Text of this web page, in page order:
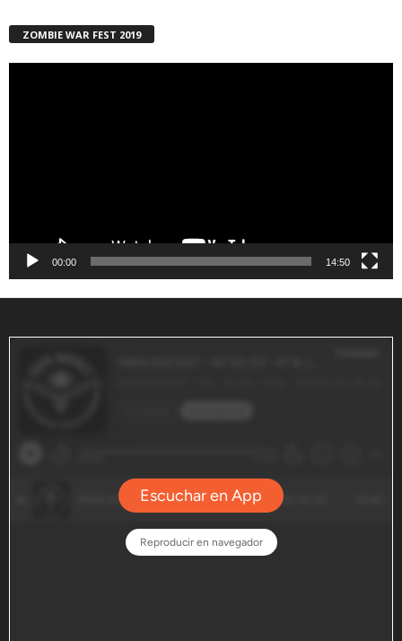
ZOMBIE WAR FEST 2019
00:00 14:50